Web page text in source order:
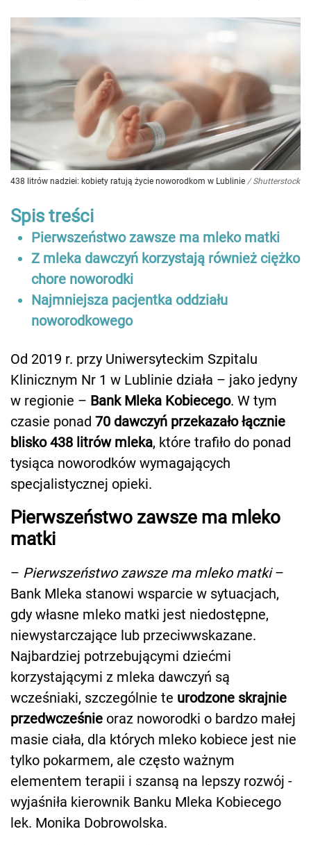
438 litrów nadziei: kobiety ratują życie noworodkom w Lublinie / Shutterstock
Spis treści
Pierwszeństwo zawsze ma mleko matki
Z mleka dawczyń korzystają również ciężko
chore noworodki
Najmniejsza pacjentka oddziału
noworodkowego
Od 2019 r. przy Uniwersyteckim Szpitalu
Klinicznym Nr 1 w Lublinie działa – jako jedyny
w regionie – Bank Mleka Kobiecego. W tym
czasie ponad 70 dawczyń przekazało łącznie
blisko 438 litrów mleka, które trafiło do ponad
tysiąca noworodków wymagających
specjalistycznej opieki.
Pierwszeństwo zawsze ma mleko
matki
– Pierwszeństwo zawsze ma mleko matki–
Bank Mleka stanowi wsparcie w sytuacjach,
gdy własne mleko matki jest niedostępne,
niewystarczające lub przeciwwskazane.
Najbardziej potrzebującymi dziećmi
korzystającymi z mleka dawczyń są
wcześniaki, szczególnie te urodzone skrajnie
przedwcześnie oraz noworodki o bardzo małej
masie ciała, dla których mleko kobiece jest nie
tylko pokarmem, ale często ważnym
elementem terapii i szansą na lepszy rozwój -
wyjaśniła kierownik Banku Mleka Kobiecego
lek. Monika Dobrowolska.